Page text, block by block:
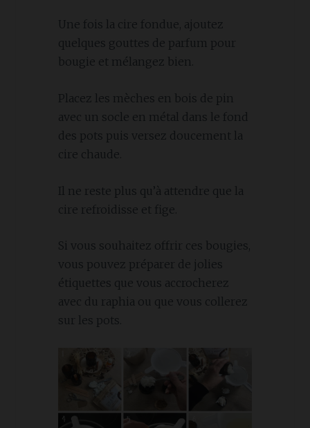
Une fois la cire fondue, ajoutez
quelques gouttes de parfum pour
bougie et mélangez bien.
Placez les mèches en bois de pin
avec un socle en métal dans le fond
des pots puis versez doucement la
cire chaude.
Il ne reste plus qu’à attendre que la
cire refroidisse et fige.
Si vous souhaitez offrir ces bougies,
vous pouvez préparer de jolies
étiquettes que vous accrocherez
avec du raphia ou que vous collerez
sur les pots.